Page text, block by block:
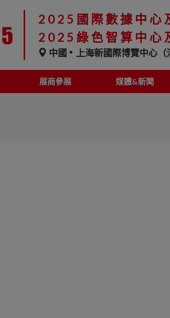
2025國際數據中心
2025綠色智算中心
中國 上海新國際博覽中心（
展商參展 媒體&新聞